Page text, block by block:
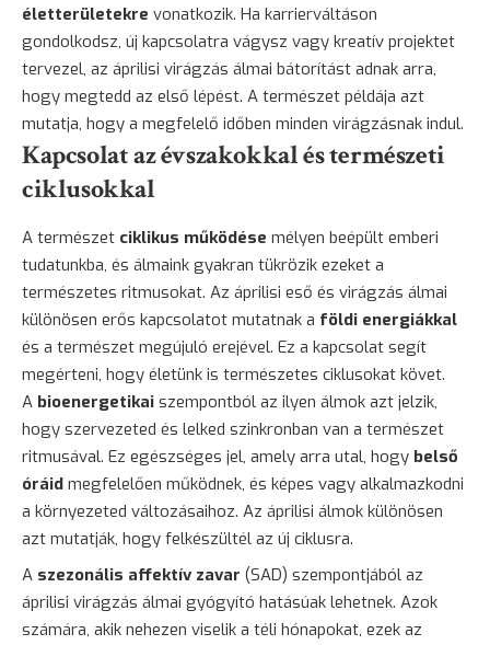
életterületekre vonatkozik. Ha karrierváltáson
gondolkodsz, új kapcsolatra vágysz vagy kreatív projektet
tervezel, az áprilisi virágzás álmai bátorítást adnak arra,
hogy megtedd az első lépést. A természet példája azt
mutatja, hogy a megfelelő időben minden virágzásnak indul.
Kapcsolat az évszakokkal és természeti
ciklusokkal
A természet ciklikus működése mélyen beépült emberi
tudatunkba, és álmaink gyakran tükrözik ezeket a
természetes ritmusokat. Az áprilisi eső és virágzás álmai
különösen erős kapcsolatot mutatnak a földi energiákkal
és a természet megújuló erejével. Ez a kapcsolat segít
megérteni, hogy életünk is természetes ciklusokat követ.
A bioenergetikai szempontból az ilyen álmok azt jelzik,
hogy szervezeted és lelked szinkronban van a természet
ritmusával. Ez egészséges jel, amely arra utal, hogy belső
óráid megfelelően működnek, és képes vagy alkalmazkodni
a környezeted változásaihoz. Az áprilisi álmok különösen
azt mutatják, hogy felkészültél az új ciklusra.
A szezonális affektív zavar (SAD) szempontjából az
áprilisi virágzás álmai gyógyító hatásúak lehetnek. Azok
számára, akik nehezen viselik a téli hónapokat, ezek az